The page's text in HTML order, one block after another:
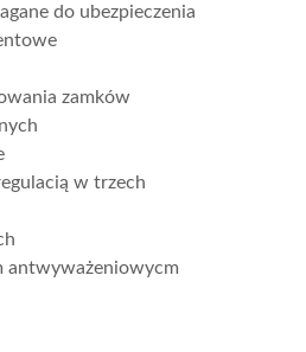
do ubezpieczenia
zamków
w trzech
antwyważeniowycm